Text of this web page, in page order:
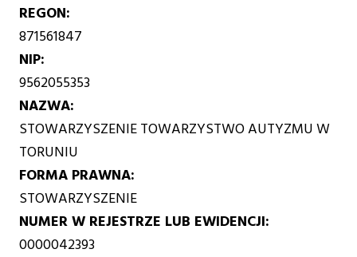
REGON
871561847
NIP
9562055353
NAZWA
STOWARZYSZENIE TOWARZYSTWO AUTYZMU W
TORUNIU
FORMA PRAWNA
STOWARZYSZENIE
NUMER W REJESTRZE LUB EWIDENCJI
0000042393